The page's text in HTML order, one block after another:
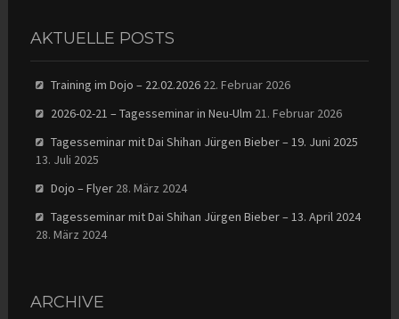
AKTUELLE POSTS
Training im Dojo – 22.02.2026 22. Februar 2026
2026-02-21 – Tagesseminar in Neu-Ulm 21. Februar 2026
Tagesseminar mit Dai Shihan Jürgen Bieber – 19. Juni 2025
13. Juli 2025
Dojo – Flyer 28. März 2024
Tagesseminar mit Dai Shihan Jürgen Bieber – 13. April 2024
28. März 2024
ARCHIVE